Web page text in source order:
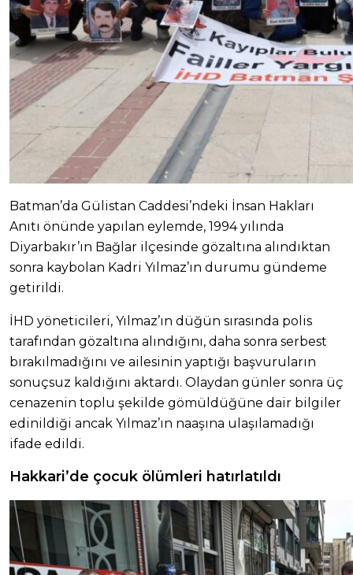
Batman’da Gülistan Caddesi’ndeki İnsan Hakları
Anıtı önünde yapılan eylemde, 1994 yılında
Diyarbakır’ın Bağlar ilçesinde gözaltına alındıktan
sonra kaybolan Kadri Yılmaz’ın durumu gündeme
getirildi.
İHD yöneticileri, Yılmaz’ın düğün sırasında polis
tarafından gözaltına alındığını, daha sonra serbest
bırakılmadığını ve ailesinin yaptığı başvuruların
sonuçsuz kaldığını aktardı. Olaydan günler sonra üç
cenazenin toplu şekilde gömüldüğüne dair bilgiler
edinildiği ancak Yılmaz’ın naaşına ulaşılamadığı
ifade edildi.
Hakkari’de çocuk ölümleri hatırlatıldı